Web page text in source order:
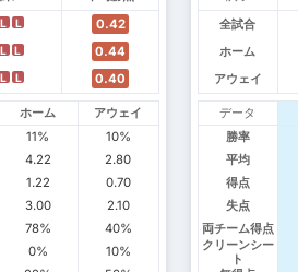
L L
0.42
L L
0.44
L L 0.40
ホーム
アウェイ
11%
10%
4.22
2.80
1.22
0.70
3.00
2.10
78%
40%
0%
10%
全試合
ホーム
アウェイ
データ
勝率
平均
得点
失点
両チーム得点
クリーンシー
ト